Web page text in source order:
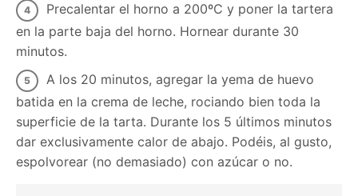
Precalentar el horno a 200ºC y poner la tartera
en la parte baja del horno. Hornear durante 30
minutos.
A los 20 minutos, agregar la yema de huevo
batida en la crema de leche, rociando bien toda la
superficie de la tarta. Durante los 5 últimos minutos
dar exclusivamente calor de abajo. Podéis, al gusto,
espolvorear (no demasiado) con azúcar o no.